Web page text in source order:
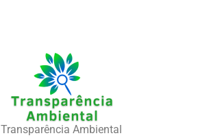
Transparência Ambiental